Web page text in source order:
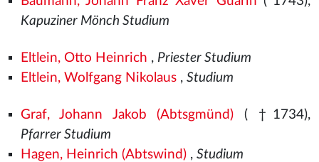
Kapuziner Mönch Studium
Eltlein, Otto Heinrich , Priester Studium
Eltlein, Wolfgang Nikolaus, Studium
Graf, Johann Jakob (Abtsgmünd) ( †1734),
Pfarrer Studium
Hagen, Heinrich (Abtswind), Studium